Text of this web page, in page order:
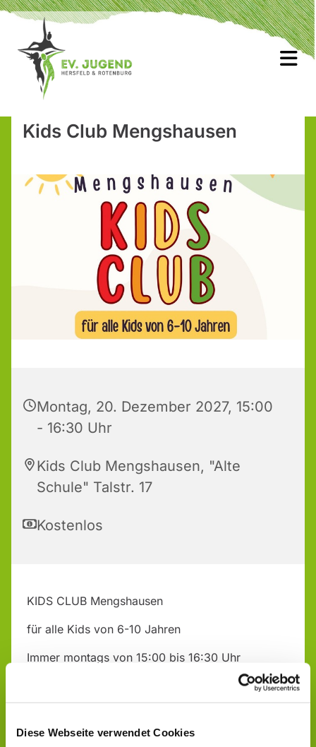
Diese Webseite verwendet Cookies
Kids Club Mengshausen
Montag, 20. Dezember 2027, 15:00
- 16:30 Uhr
Kids Club Mengshausen, "Alte
Schule" Talstr. 17
Kostenlos
KIDS CLUB Mengshausen
für alle Kids von 6-10 Jahren
Immer montags von 15:00 bis 16:30 Uhr
Infos & Anmeldung bei: